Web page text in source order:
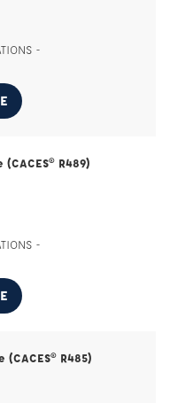
-
R489)
-
R485)